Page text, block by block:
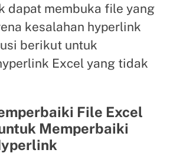
dapat membuka file yang
kesalahan hyperlink
berikut untuk
Excel yang tidak
File Excel
Memperbaiki